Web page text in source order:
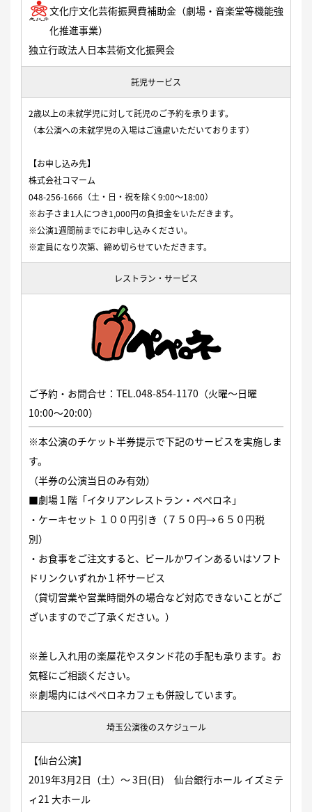
文化庁文化芸術振興費補助金（劇場・音楽堂等機能強
化推進事業）
独立行政法人日本芸術文化振興会
託児サービス
2歳以上の未就学児に対して託児のご予約を承ります。
（本公演への未就学児の入場はご遠慮いただいております）
【お申し込み先】
株式会社コマーム
048-256-1666（土・日・祝を除く9:00〜18:00）
※お子さま1人につき1,000円の負担金をいただきます。
※公演1週間前までにお申し込みください。
※定員になり次第、締め切らせていただきます。
レストラン・サービス
ご予約・お問合せ：TEL.048-854-1170（火曜〜日曜
10:00〜20:00）
※本公演のチケット半券提示で下記のサービスを実施しま
す。
（半券の公演当日のみ有効）
■劇場１階「イタリアンレストラン・ペペロネ」
・ケーキセット １００円引き（７５０円→６５０円税
別）
・お食事をご注文すると、ビールかワインあるいはソフト
ドリンクいずれか１杯サービス
（貸切営業や営業時間外の場合など対応できないことがご
ざいますのでご了承ください。）
※差し入れ用の楽屋花やスタンド花の手配も承ります。お
気軽にご相談ください。
※劇場内にはペペロネカフェも併設しています。
埼玉公演後のスケジュール
【仙台公演】
2019年3月2日（土）〜 3日(日) 仙台銀行ホール イズミテ
ィ21 大ホール